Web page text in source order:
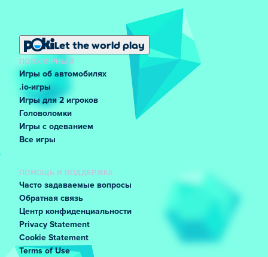
Let the world play
ПОПУЛЯРНЫЙ
Игры об автомобилях
.io-игры
Игры для 2 игроков
Головоломки
Игры с одеванием
Все игры
ПОМОЩЬ И ПОДДЕРЖКА
Часто задаваемые вопросы
Обратная связь
Центр конфиденциальности
Privacy Statement
Cookie Statement
Terms of Use